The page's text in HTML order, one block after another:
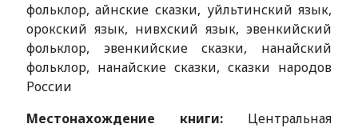
фольклор, айнские сказки, уйльтинский язык,
орокский язык, нивхский язык, эвенкийский
фольклор, эвенкийские сказки, нанайский
фольклор, нанайские сказки, сказки народов
России
Местонахождение книги: Центральная